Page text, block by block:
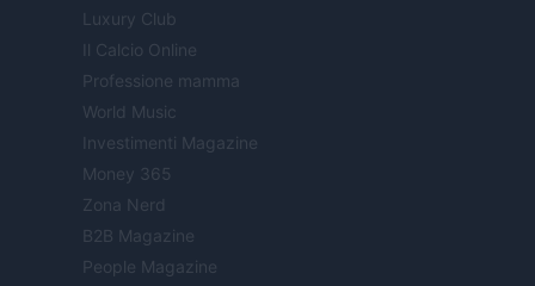
Luxury Club
Il Calcio Online
Professione mamma
World Music
Investimenti Magazine
Money 365
Zona Nerd
B2B Magazine
People Magazine